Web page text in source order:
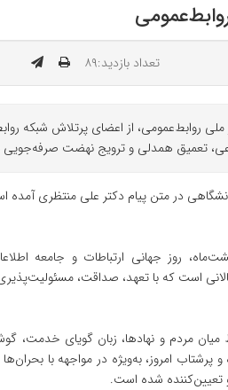
تعداد بازدید:۸۹
روابط‌عمومی، از اعضای پرتلاش شبکه
تعمیق همدلی و ترویج نهضت صرفه‌جویی
در متن پیام دکتر علی منتظری آمده
روز جهانی ارتباطات و جامعه
است که با تعهد، صداقت،
میان مردم و نهادها، زبان گویای خدمت،
پرشتاب امروز، به‌ویژه در مواجهه با
شده است.